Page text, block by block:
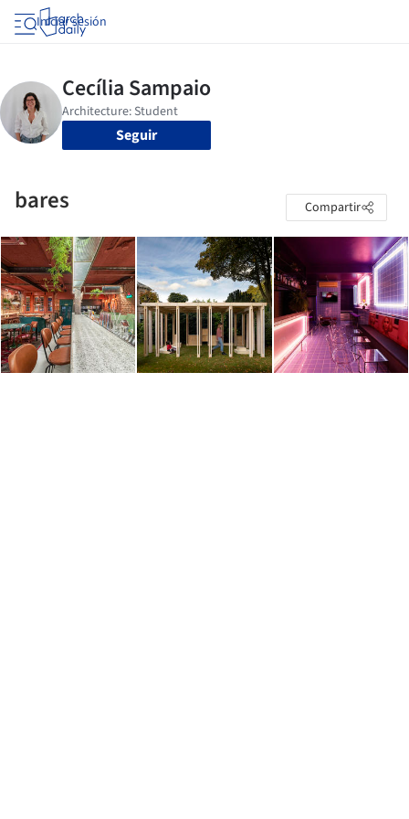
Iniciar sesión
Seguir
bares Compartir